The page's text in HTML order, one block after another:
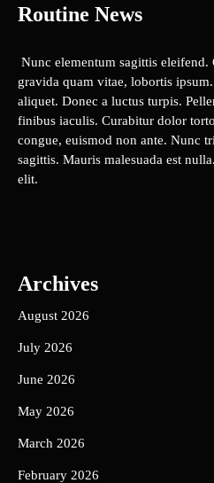
Routine News
Nunc elementum sagittis eleifend.
gravida quam vitae, lobortis
aliquet. Donec a luctus turpis.
finibus iaculis. Curabitur dolor
congue, euismod non ante. Nunc
sagittis. Mauris malesuada est
elit.
Archives
August 2026
July 2026
June 2026
May 2026
March 2026
February 2026